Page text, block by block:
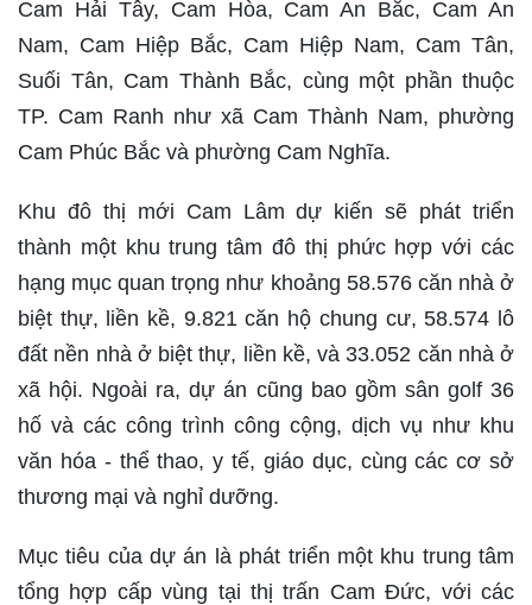
Cam Hải Tây, Cam Hòa, Cam An Bắc, Cam An
Nam, Cam Hiệp Bắc, Cam Hiệp Nam, Cam Tân,
Suối Tân, Cam Thành Bắc, cùng một phần thuộc
TP. Cam Ranh như xã Cam Thành Nam, phường
Cam Phúc Bắc và phường Cam Nghĩa.
Khu đô thị mới Cam Lâm dự kiến sẽ phát triển
thành một khu trung tâm đô thị phức hợp với các
hạng mục quan trọng như khoảng 58.576 căn nhà ở
biệt thự, liền kề, 9.821 căn hộ chung cư, 58.574 lô
đất nền nhà ở biệt thự, liền kề, và 33.052 căn nhà ở
xã hội. Ngoài ra, dự án cũng bao gồm sân golf 36
hố và các công trình công cộng, dịch vụ như khu
văn hóa - thể thao, y tế, giáo dục, cùng các cơ sở
thương mại và nghỉ dưỡng.
Mục tiêu của dự án là phát triển một khu trung tâm
tổng hợp cấp vùng tại thị trấn Cam Đức, với các